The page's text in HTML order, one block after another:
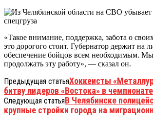
«Такое внимание, поддержка, забота о
это дорогого стоит. Губернатор держит на
обеспечение бойцов всем необходимым.
продолжать эту работу», — сказал он.
Предыдущая статьяХоккеисты
битву лидеров «Востока» в
Следующая статьяВ Челябинске
крупные стройки города на